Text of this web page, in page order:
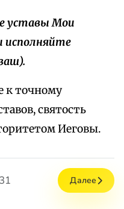
уставы Мои
исполняйте
к точному
святость
Иеговы.
Далее